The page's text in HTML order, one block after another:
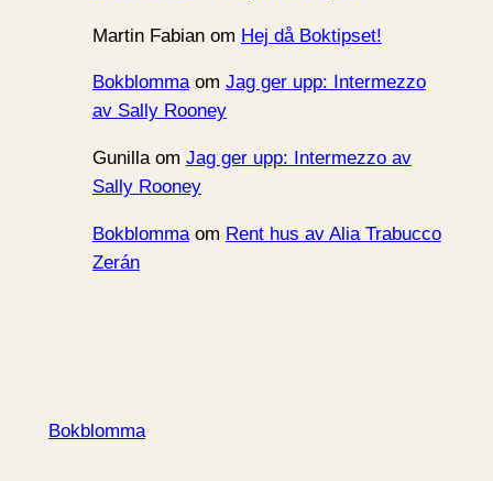
Martin Fabianom Hej då Boktipset!
Bokblommaom Jag ger upp: Intermezzo
av Sally Rooney
Gunillaom Jag ger upp: Intermezzo av
Sally Rooney
Bokblommaom Rent hus av Alia Trabucco
Zerán
Bokblomma